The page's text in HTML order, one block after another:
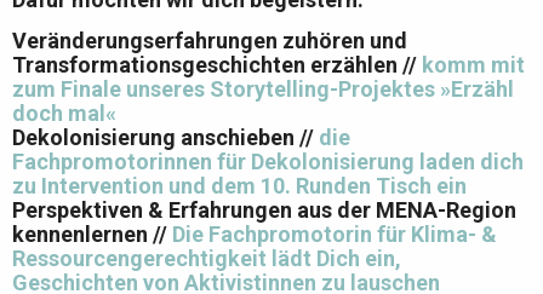
Veränderungserfahrungen zuhören und
Transformationsgeschichten erzählen // komm mit
zum Finale unseres Storytelling-Projektes »Erzähl
doch mal«
Dekolonisierung anschieben // die
Fachpromotorinnen für Dekolonisierung laden dich
zu Intervention und dem 10. Runden Tisch ein
Perspektiven & Erfahrungen aus der MENA-Region
kennenlernen // Die Fachpromotorin für Klima- &
Ressourcengerechtigkeit lädt Dich ein,
Geschichten von Aktivistinnen zu lauschen